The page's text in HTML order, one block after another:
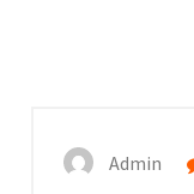
Admin